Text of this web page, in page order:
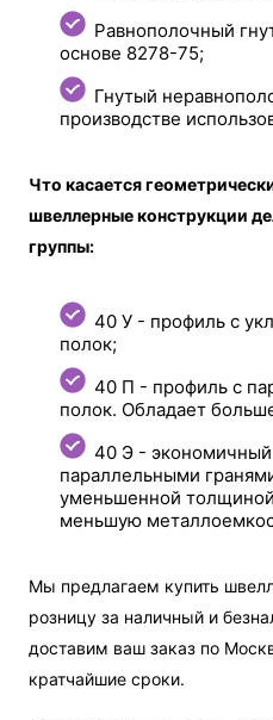
Равнополочный
основе 8278-75;
Гнутый
производстве
Что касается
швеллерные конструкции
группы:
40 У - профиль с
полок;
40 П - профиль с
полок. Обладает
40 Э -
параллельными
уменьшенной толщиной
меньшую
Мы предлагаем купить
розницу за наличный и
доставим ваш заказ по
кратчайшие сроки.